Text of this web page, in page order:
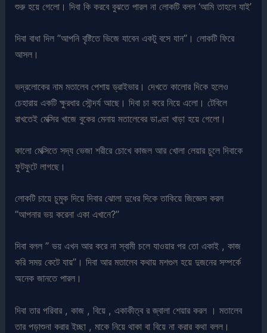
শুরু হয়ে গেলো। দিবা কি করবে বুঝতে পারল না লোকটি বলল ‘আমি তাহলে যাই’
দিবা বাধা দিল ”আপনি বৃষ্টিতে ভিজে যাবেন একটু বসে যান”। লোকটি ফিরে
আসল।
ভদ্রলোকের নাম মতালেব পেশায় ড্রাইভার। দেখতে কালোর দিকে হলেও
চেহারায় একটি ক্ষুরধার সৌন্দর্য আছে। দিবা চা করে নিয়ে এলো। টেবিলে
রাখতেই মেক্সির খাজে বুকের মেনায় মতালেবের ডাণ্ডা খাড়া হয়ে গেলো।
কালো মেক্সিতে সদ্য ভেজা শরীরে চোখে কাজল আর খোলা লেয়ার চুলে দিবাকে
ফুটফুটে লাগছে।
লোকটি চায়ে চুমুক দিয়ে দিবার ঝোলা দুধের দিকে তাকিয়ে জিজ্ঞেস করল
”আপনার ভয় করেনা একা এখানে?”
দিবা বলল ” ভয় এখন আর করে না স্বামী চলে যাওয়ার পর তো একাই , কাজ
করি সময় কেটে যায়”। দিবা আর মতালেব কথায় মশগুল হয়ে দুজনের সম্পর্কে
অনেক জানতে পারল।
দিবা তার পরিবার , কাজ , বিয়ে , একাকীত্ব র জ্বালা শেয়ার করল । মতালেব
তার পড়াশুনা করার ইচ্ছা , মাকে নিয়ে থাকা বা বিয়ে না করার কথা বলল।